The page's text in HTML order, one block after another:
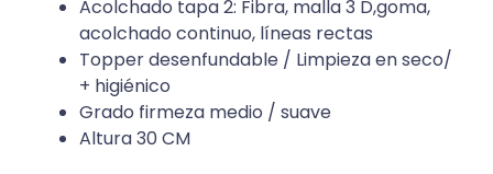
Acolchado tapa 2: Fibra, malla 3 D,goma,
acolchado continuo, líneas rectas
Topper desenfundable / Limpieza en seco/
+ higiénico
Grado firmeza medio / suave
Altura 30 CM